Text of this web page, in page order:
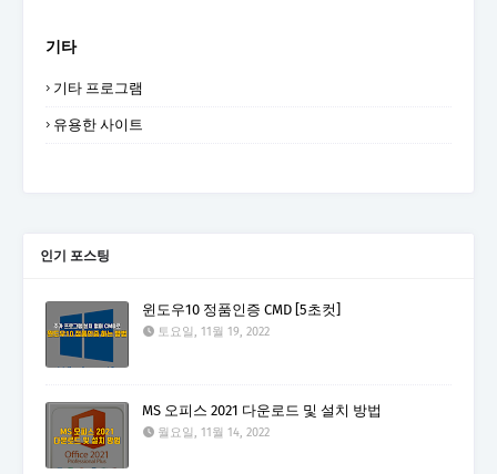
기타
기타 프로그램
유용한 사이트
인기 포스팅
윈도우10 정품인증 CMD [5초컷]
토요일, 11월 19, 2022
MS 오피스 2021 다운로드 및 설치 방법
월요일, 11월 14, 2022